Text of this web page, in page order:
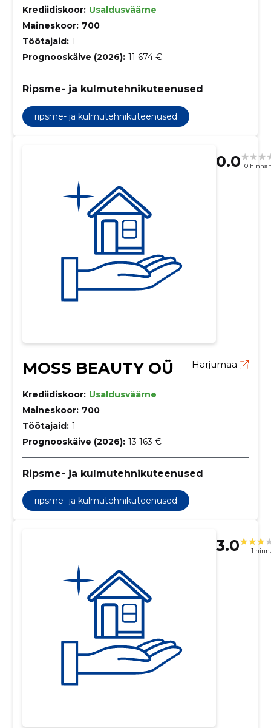
Krediidiskoor: Usaldusväärne
Maineskoor: 700
Töötajaid: 1
Prognooskäive (2026): 11 674 €
Ripsme- ja kulmutehnikuteenused
ripsme- ja kulmutehnikuteenused
0.0 0
MOSS BEAUTY OÜ Harjumaa
Krediidiskoor: Usaldusväärne
Maineskoor: 700
Töötajaid: 1
Prognooskäive (2026): 13 163 €
Ripsme- ja kulmutehnikuteenused
ripsme- ja kulmutehnikuteenused
3.0 1